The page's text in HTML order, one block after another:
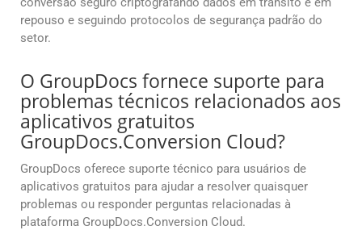
repouso e seguindo protocolos de segurança padrão do
setor.
O GroupDocs fornece suporte para
problemas técnicos relacionados aos
aplicativos gratuitos
GroupDocs.Conversion Cloud?
GroupDocs oferece suporte técnico para usuários de
aplicativos gratuitos para ajudar a resolver quaisquer
problemas ou responder perguntas relacionadas à
plataforma GroupDocs.Conversion Cloud.